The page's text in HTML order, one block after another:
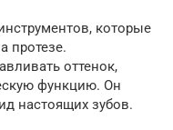
которые
протезе.
оттенок,
функцию. Он
настоящих зубов.